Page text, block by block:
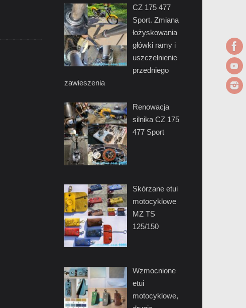
CZ 175 477
Sport. Zmiana
łożyskowania
główki ramy i
uszczelnienie
przedniego
zawieszenia
Renowacja
silnika CZ 175
477 Sport
Skórzane etui
motocyklowe
MZ TS
125/150
Wzmocnione
etui
motocyklowe,